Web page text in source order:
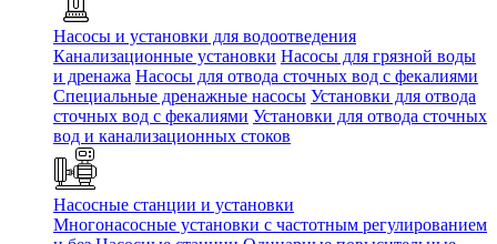
Насосы и установки для водоотведения
Канализационные установки Насосы для грязной воды
и дренажа Насосы для отвода сточных вод c фекалиями
Специальные дренажные насосы Установки для отвода
сточных вод c фекалиями Установки для отвода сточных
вод и канализационных стоков
Насосные станции и установки
Многонасосные установки с частотным регулированием